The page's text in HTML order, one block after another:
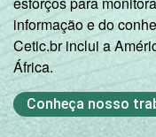
informação e do
Cetic.br inclui a
África.
Conheça nosso